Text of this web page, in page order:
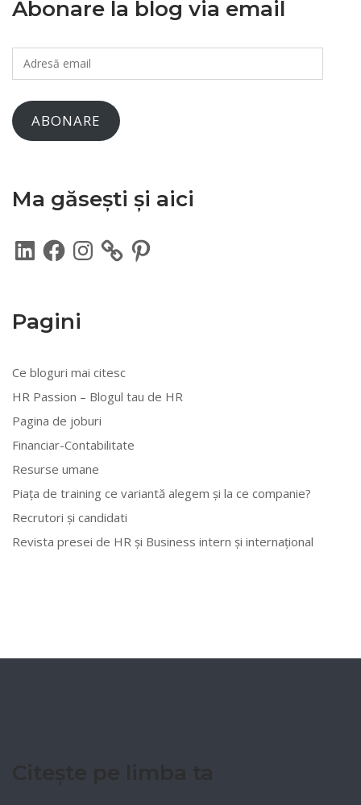
Abonare la blog via email
Adresă
email
ABONARE
Ma găsești și aici
LinkedInFacebookInstagram Pinterest
Pagini
Ce bloguri mai citesc
HR Passion – Blogul tau de HR
Pagina de joburi
Financiar-Contabilitate
Resurse umane
Piața de training ce variantă alegem și la ce companie?
Recrutori și candidati
Revista presei de HR și Business intern și internațional